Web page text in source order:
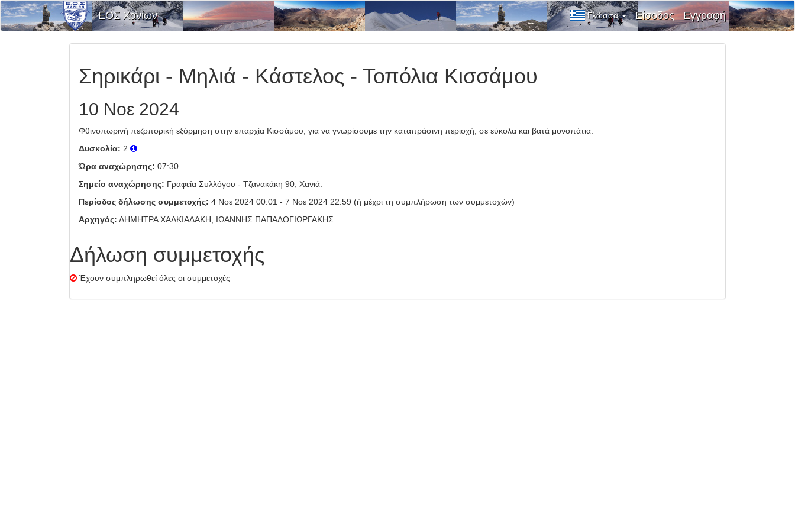
ΕΟΣ Χανίων Γλώσσα Είσοδος Εγγραφή
Σηρικάρι - Μηλιά - Κάστελος - Τοπόλια Κισσάμου
10 Νοε 2024
Φθινοπωρινή πεζοπορική εξόρμηση στην επαρχία Κισσάμου, για να γνωρίσουμε την καταπράσινη περιοχή, σε εύκολα και βατά μονοπάτια.
Δυσκολία: 2
Ώρα αναχώρησης: 07:30
Σημείο αναχώρησης: Γραφεία Συλλόγου - Τζανακάκη 90, Χανιά.
Περίοδος δήλωσης συμμετοχής: 4 Νοε 2024 00:01 - 7 Νοε 2024 22:59 (ή μέχρι τη συμπλήρωση των συμμετοχών)
Αρχηγός: ΔΗΜΗΤΡΑ ΧΑΛΚΙΑΔΑΚΗ, ΙΩΑΝΝΗΣ ΠΑΠΑΔΟΓΙΩΡΓΑΚΗΣ
Δήλωση συμμετοχής
Έχουν συμπληρωθεί όλες οι συμμετοχές